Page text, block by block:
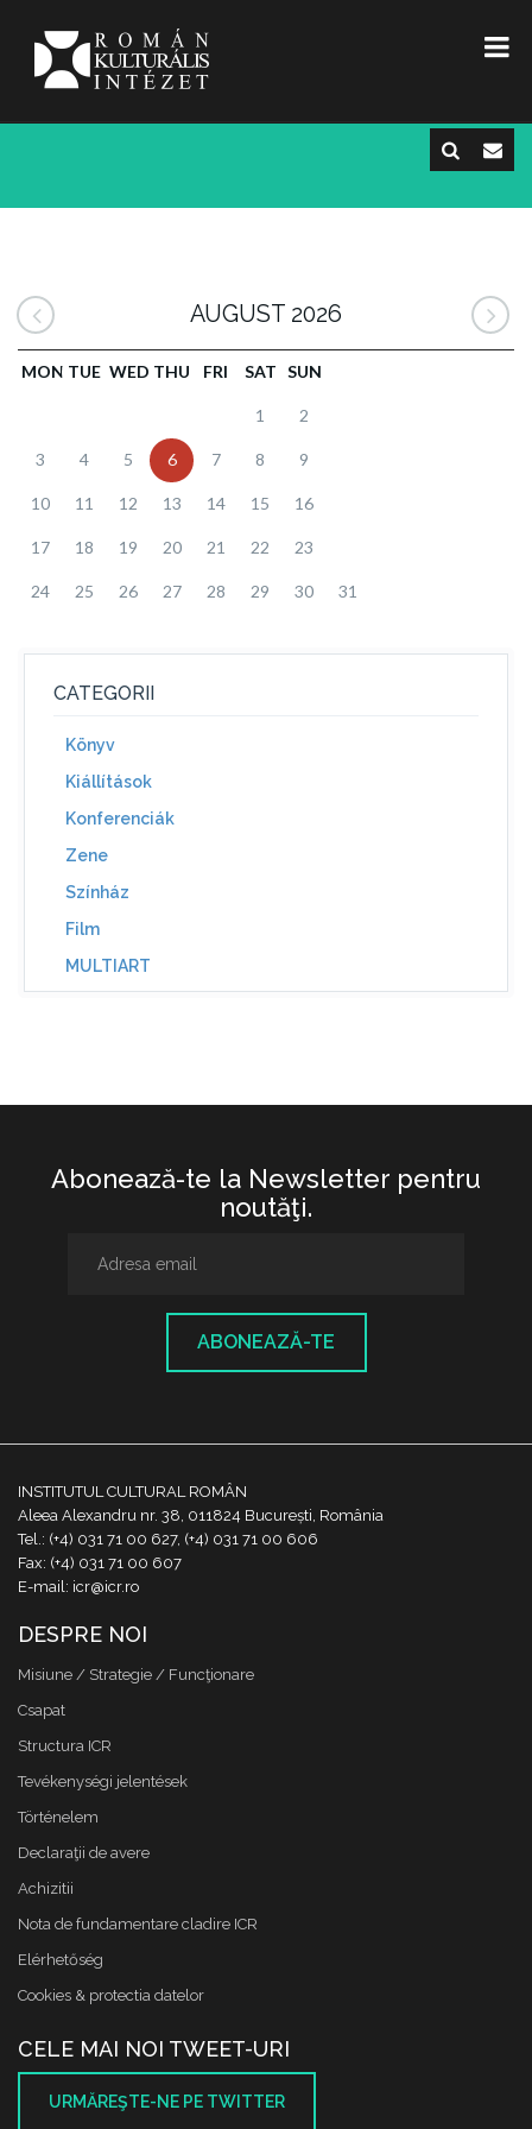
AUGUST 2026
MON TUE WED THU FRI SAT SUN
1 2
3 4 5 6 7 8 9
10 11 12 13 14 15 16
17 18 19 20 21 22 23
24 25 26 27 28 29 30 31
CATEGORII
Könyv
Kiállítások
Konferenciák
Zene
Színház
Film
MULTIART
Abonează-te la Newsletter pentru
noutăţi.
ABONEAZĂ-TE
INSTITUTUL CULTURAL ROMÂN
Aleea Alexandru nr. 38, 011824 București, România
Tel.: (+4) 031 71 00 627, (+4) 031 71 00 606
Fax: (+4) 031 71 00 607
E-mail: icr@icr.ro
DESPRE NOI
Misiune / Strategie / Funcţionare
Csapat
Structura ICR
Tevékenységi jelentések
Történelem
Declaraţii de avere
Achizitii
Nota de fundamentare cladire ICR
Elérhetőség
Cookies & protectia datelor
CELE MAI NOI TWEET-URI
URMĂREŞTE-NE PE TWITTER